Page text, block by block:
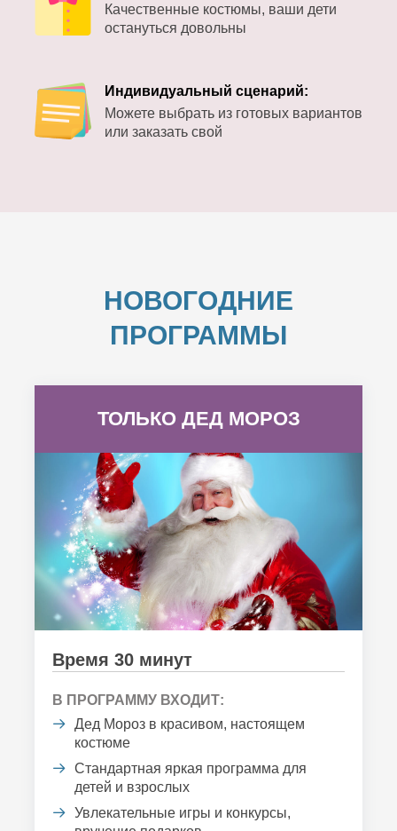
Качественные костюмы, ваши дети
остануться довольны
Индивидуальный сценарий:
Можете выбрать из готовых вариантов
или заказать свой
НОВОГОДНИЕ
ПРОГРАММЫ
ТОЛЬКО ДЕД МОРОЗ
Время 30 минут
В ПРОГРАММУ ВХОДИТ:
Дед Мороз в красивом, настоящем
костюме
Стандартная яркая программа для
детей и взрослых
Увлекательные игры и конкурсы,